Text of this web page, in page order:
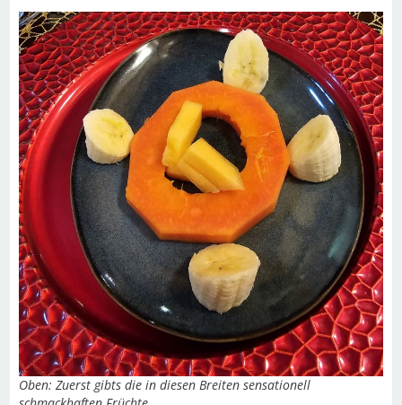
Oben: Zuerst gibts die in diesen Breiten sensationell